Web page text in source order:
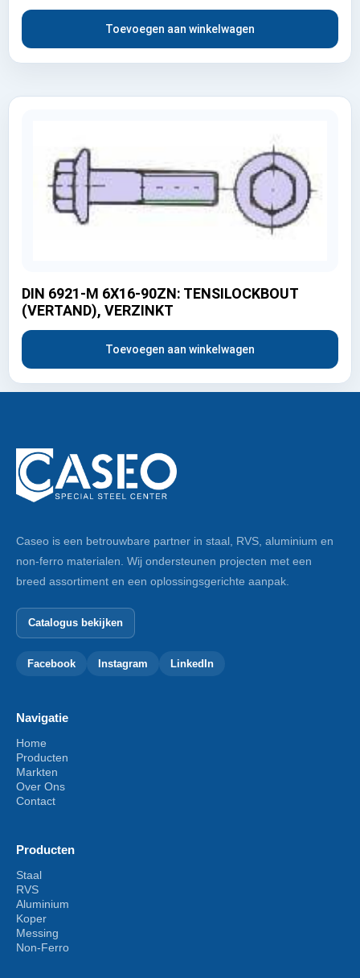
Toevoegen aan winkelwagen
DIN 6921-M 6X16-90ZN: TENSILOCKBOUT
(VERTAND), VERZINKT
Toevoegen aan winkelwagen
Caseo is een betrouwbare partner in staal, RVS, aluminium en
non-ferro materialen. Wij ondersteunen projecten met een
breed assortiment en een oplossingsgerichte aanpak.
Catalogus bekijken
Facebook Instagram LinkedIn
Navigatie
Home
Producten
Markten
Over Ons
Contact
Producten
Staal
RVS
Aluminium
Koper
Messing
Non-Ferro